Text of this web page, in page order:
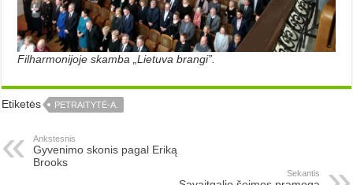
Filharmonijoje skamba „Lietuva brangi”.
Etiketės PETRAITYTĖ-A.
Ankstesnis
Gyvenimo skonis pagal Eriką
Brooks
Sekantis